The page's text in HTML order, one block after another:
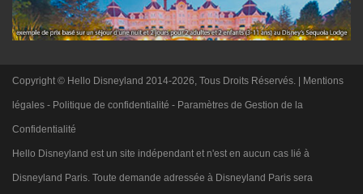
Copyright © Hello Disneyland 2014-2026, Tous Droits Réservés. | Mentions
légales - Politique de confidentialité - Paramètres de Gestion de la
Confidentialité
Hello Disneyland est un site indépendant et n'est en aucun cas lié à
Disneyland Paris. Toute demande adressée à Disneyland Paris sera